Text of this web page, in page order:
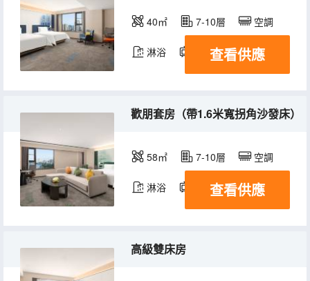
40㎡ 7-10層 空調
淋浴 電視機 冰箱
查看供應
歡朋套房（帶1.6米寬拐角沙發床）
58㎡ 7-10層 空調
淋浴 電視機 冰箱
查看供應
高級雙床房